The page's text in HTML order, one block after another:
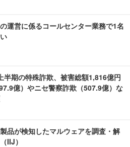
の運営に係るコールセンター業務で1名
半期の特殊詐欺、被害総額1,816億円
億）やニセ警察詐欺（507.9億）な
品が検知したマルウェアを調査・解
IIJ）